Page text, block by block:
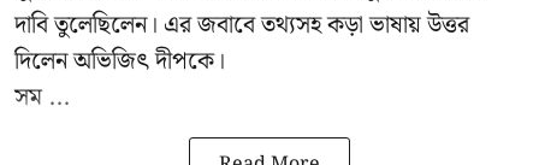
দাবি তুলেছিলেন। এর জবাবে তথ্যসহ কড়া ভাষায় উত্তর
দিলেন অভিজিৎ দীপকে।
সম ...